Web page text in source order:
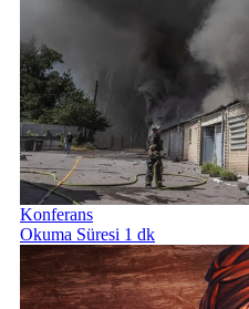
Konferans
Okuma Süresi 1 dk